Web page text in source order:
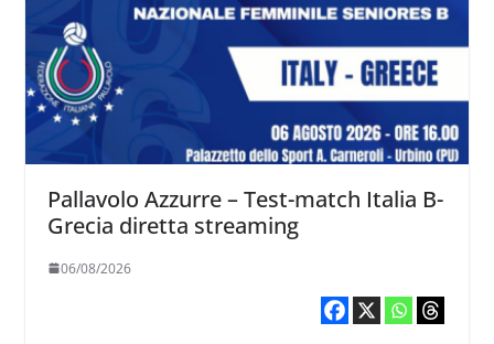
Pallavolo Azzurre – Test-match Italia B-
Grecia diretta streaming
06/08/2026